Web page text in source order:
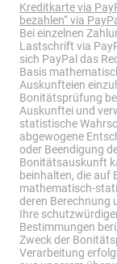
Kreditkarte via
bezahlen“ via
Bei einzelnen
Lastschrift via
sich PayPal das
Basis
Auskunfteien
Bonitätsprüfung
Auskunftei und
statistische
abgewogene
oder Beendigung
Bonitätsauskunft
beinhalten, die auf
mathematisch-
deren Berechnung
Ihre
Bestimmungen
Zweck der
Verarbeitung